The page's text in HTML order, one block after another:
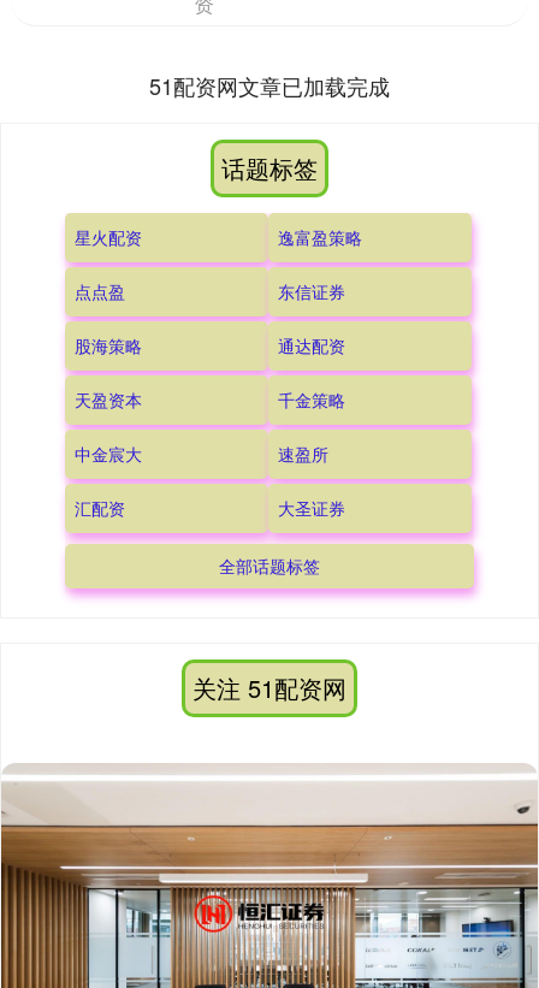
51配资网文章已加载完成
话题标签
星火配资 逸富盈策略
点点盈 东信证券
股海策略 通达配资
天盈资本 千金策略
中金宸大 速盈所
汇配资 大圣证券
全部话题标签
关注 51配资网